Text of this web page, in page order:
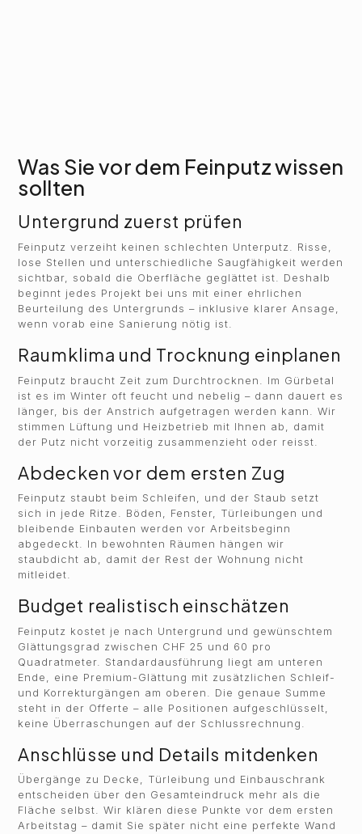
Was Sie vor dem Feinputz wissen
sollten
Untergrund zuerst prüfen
Feinputz verzeiht keinen schlechten Unterputz. Risse,
lose Stellen und unterschiedliche Saugfähigkeit werden
sichtbar, sobald die Oberfläche geglättet ist. Deshalb
beginnt jedes Projekt bei uns mit einer ehrlichen
Beurteilung des Untergrunds – inklusive klarer Ansage,
wenn vorab eine Sanierung nötig ist.
Raumklima und Trocknung einplanen
Feinputz braucht Zeit zum Durchtrocknen. Im Gürbetal
ist es im Winter oft feucht und nebelig – dann dauert es
länger, bis der Anstrich aufgetragen werden kann. Wir
stimmen Lüftung und Heizbetrieb mit Ihnen ab, damit
der Putz nicht vorzeitig zusammenzieht oder reisst.
Abdecken vor dem ersten Zug
Feinputz staubt beim Schleifen, und der Staub setzt
sich in jede Ritze. Böden, Fenster, Türleibungen und
bleibende Einbauten werden vor Arbeitsbeginn
abgedeckt. In bewohnten Räumen hängen wir
staubdicht ab, damit der Rest der Wohnung nicht
mitleidet.
Budget realistisch einschätzen
Feinputz kostet je nach Untergrund und gewünschtem
Glättungsgrad zwischen CHF 25 und 60 pro
Quadratmeter. Standardausführung liegt am unteren
Ende, eine Premium-Glättung mit zusätzlichen Schleif-
und Korrekturgängen am oberen. Die genaue Summe
steht in der Offerte – alle Positionen aufgeschlüsselt,
keine Überraschungen auf der Schlussrechnung.
Anschlüsse und Details mitdenken
Übergänge zu Decke, Türleibung und Einbauschrank
entscheiden über den Gesamteindruck mehr als die
Fläche selbst. Wir klären diese Punkte vor dem ersten
Arbeitstag – damit Sie später nicht eine perfekte Wand